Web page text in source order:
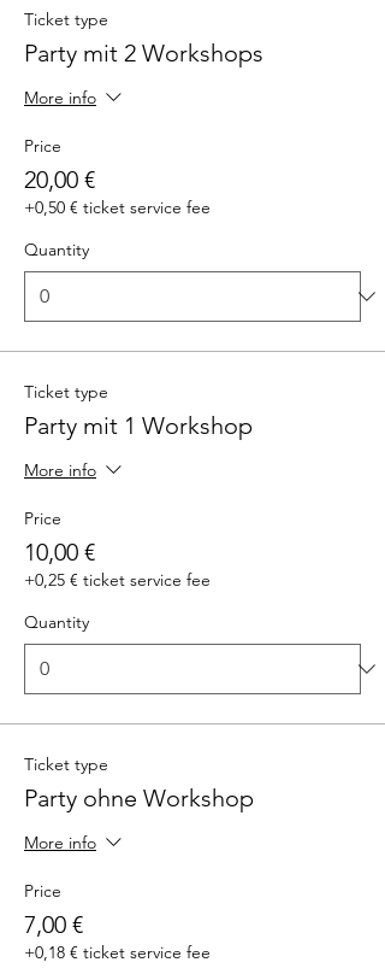
Ticket type
Party mit 2 Workshops
More info
Price
20,00 €
+0,50 € ticket service fee
Quantity
Ticket type
Party mit 1 Workshop
More info
Price
10,00 €
+0,25 € ticket service fee
Quantity
Ticket type
Party ohne Workshop
More info
Price
7,00 €
+0,18 € ticket service fee